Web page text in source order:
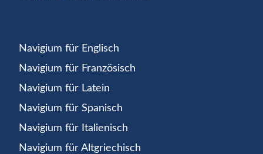
Navigium für Englisch
Navigium für Französisch
Navigium für Latein
Navigium für Spanisch
Navigium für Italienisch
Navigium für Altgriechisch